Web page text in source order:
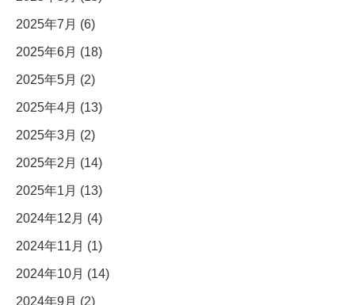
2025年7月 (6)
2025年6月 (18)
2025年5月 (2)
2025年4月 (13)
2025年3月 (2)
2025年2月 (14)
2025年1月 (13)
2024年12月 (4)
2024年11月 (1)
2024年10月 (14)
2024年9月 (2)